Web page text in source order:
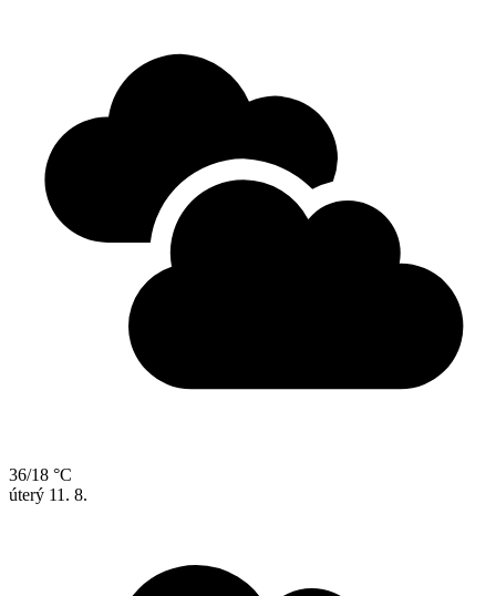
36/18 °C
úterý 11. 8.